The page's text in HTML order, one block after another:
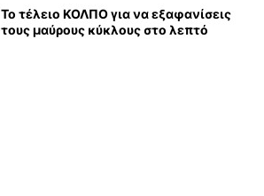
Το τέλειο ΚΟΛΠΟ για να εξαφανίσεις
τους μαύρους κύκλους στο λεπτό